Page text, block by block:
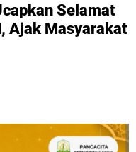
Selamat
Ajak Masyarakat